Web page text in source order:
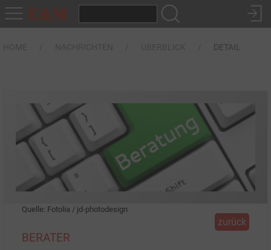
DETAIL
Quelle: Fotolia / jd-photodesign
zurück
BERATER